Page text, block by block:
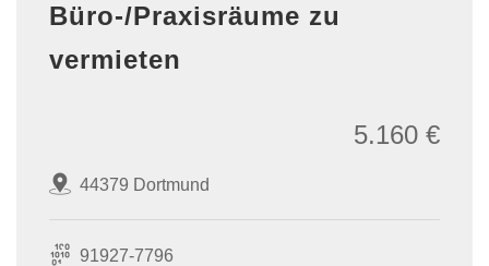
Büro-/Praxisräume zu
vermieten
44379 Dortmund
5.160 €
91927-7796